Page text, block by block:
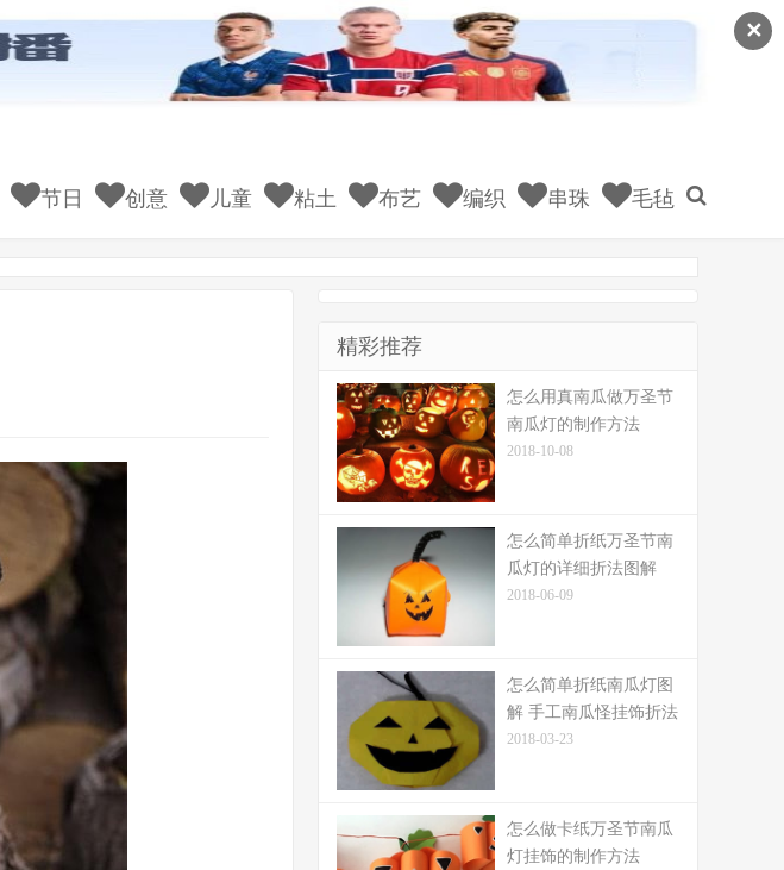
✕
节日 创意 儿童 粘土 布艺 编织 串珠 毛毡
精彩推荐
怎么用真南瓜做万圣节
南瓜灯的制作方法
2018-10-08
怎么简单折纸万圣节南
瓜灯的详细折法图解
2018-06-09
怎么简单折纸南瓜灯图
解 手工南瓜怪挂饰折法
2018-03-23
怎么做卡纸万圣节南瓜
灯挂饰的制作方法